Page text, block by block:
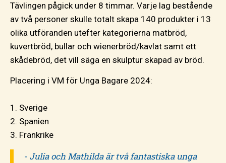
Tävlingen pågick under 8 timmar. Varje lag bestående
av två personer skulle totalt skapa 140 produkter i 13
olika utföranden utefter kategorierna matbröd,
kuvertbröd, bullar och wienerbröd/kavlat samt ett
skådebröd, det vill säga en skulptur skapad av bröd.
Placering i VM för Unga Bagare 2024:
1. Sverige
2. Spanien
3. Frankrike
- Julia och Mathilda är två fantastiska unga